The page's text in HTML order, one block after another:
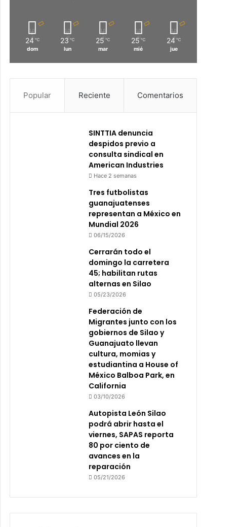
24 ℃
dom
23 ℃
lun
25 ℃
mar
25 ℃
mié
24 ℃
jue
Popular Reciente Comentarios
SINTTIA denuncia
despidos previo a
consulta sindical en
American Industries
Hace 2 semanas
Tres futbolistas
guanajuatenses
representan a México en
Mundial 2026
06/15/2026
Cerrarán todo el
domingo la carretera
45; habilitan rutas
alternas en Silao
05/23/2026
Federación de
Migrantes junto con los
gobiernos de Silao y
Guanajuato llevan
cultura, momias y
estudiantina a House of
México Balboa Park, en
California
03/10/2026
Autopista León Silao
podrá abrir hasta el
viernes, SAPAS reporta
80 por ciento de
avances en la
reparación
05/21/2026